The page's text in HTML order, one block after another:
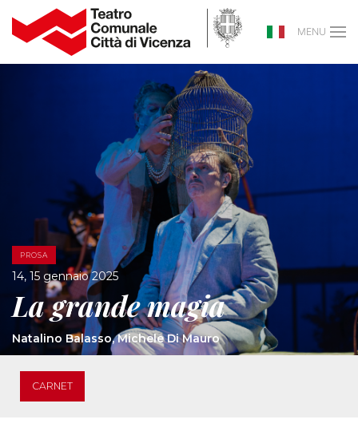
MENU
PROSA
14, 15 gennaio 2025
La grande magia
Natalino Balasso, Michele Di Mauro
CARNET